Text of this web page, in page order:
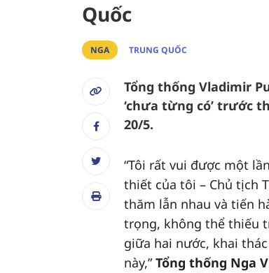
Quốc
NGA TRUNG QUỐC
Tổng thống Vladimir
‘chưa từng có’ trước
20/5.
“Tôi rất vui được một
thiết của tôi – Chủ tịch
thăm lẫn nhau và tiến
trọng, không thể thiếu
giữa hai nước, khai
này,”Tổng thống Nga